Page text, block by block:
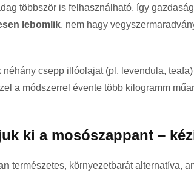
többször is felhasználható, így
lebomlik, nem hagy
néhány csepp illóolajat (pl. levendula,
a módszerrel évente több kilogramm
ki a mosószappant –
természetes, környezetbarát alternatíva,